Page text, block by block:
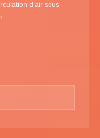
d'air sous-